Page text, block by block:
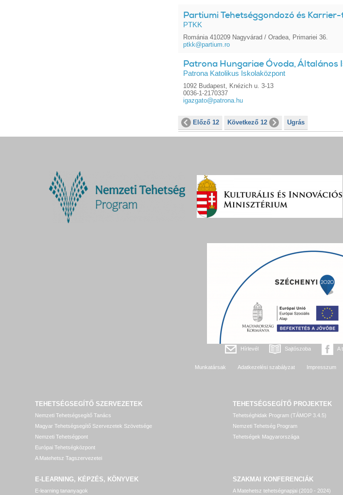
Partiumi Tehetséggondozó és
PTKK
Románia 410209 Nagyvárad / Oradea, Primariei 36.
ptkk@partium.ro
Patrona Hungariae Óvoda, Általános
Patrona Katolikus Iskolaközpont
1092 Budapest, Knézich u. 3-13
0036-1-2170337
igazgato@patrona.hu
Előző 12 Következő 12 Ugrás
Hírlevél Sajtószoba A
Munkatársak Adatkezelési szabályzat Impresszum
TEHETSÉGSEGÍTŐ SZERVEZETEK
Nemzeti Tehetségsegítő Tanács
Magyar Tehetségsegítő Szervezetek Szövetsége
Nemzeti Tehetségpont
Európai Tehetségközpont
A Matehetsz Tagszervezetei
TEHETSÉGSEGÍTŐ PROJEKTEK
Tehetséghidak Program (TÁMOP 3.4.5)
Nemzeti Tehetség Program
Tehetségek Magyarországa
E-LEARNING, KÉPZÉS, KÖNYVEK
E-learning tananyagok
SZAKMAI KONFERENCIÁK
A Matehetsz tehetségnapjai (2010 - 2024)